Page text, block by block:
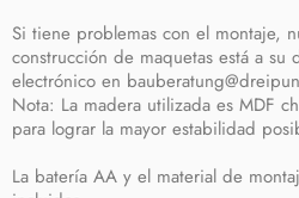
Si tiene problemas con el montaje,
construcción de maquetas está a
electrónico en
Nota: La madera utilizada es MDF
para lograr la mayor estabilidad
La batería AA y el material de